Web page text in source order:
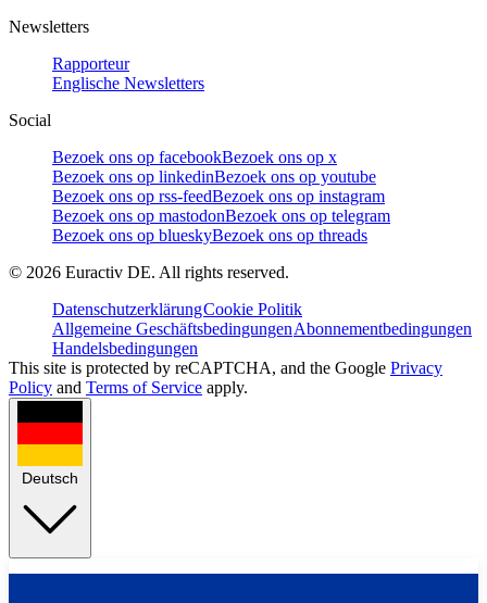
Newsletters
Rapporteur
Englische Newsletters
Social
Bezoek ons op facebookBezoek ons op x
Bezoek ons op linkedinBezoek ons op youtube
Bezoek ons op rss-feedBezoek ons op instagram
Bezoek ons op mastodonBezoek ons op telegram
Bezoek ons op blueskyBezoek ons op threads
© 2026 Euractiv DE. All rights reserved.
DatenschutzerklärungCookie Politik
Allgemeine GeschäftsbedingungenAbonnementbedingungen
Handelsbedingungen
This site is protected by reCAPTCHA, and the Google Privacy
Policy and Terms of Service apply.
Deutsch